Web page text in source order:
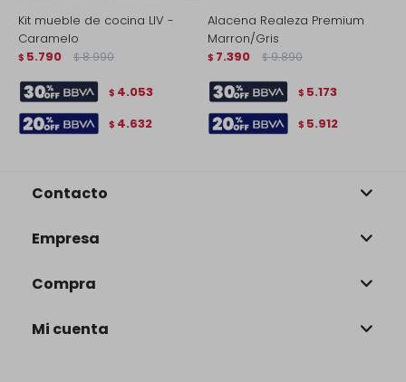
Kit mueble de cocina LIV -
Caramelo
$ 5.790 $ 8.990
$ 4.053
$ 4.632
Alacena Realeza Premium
Marron/Gris
$ 7.390 $ 9.890
$ 5.173
$ 5.912
Contacto
Empresa
Compra
Mi cuenta